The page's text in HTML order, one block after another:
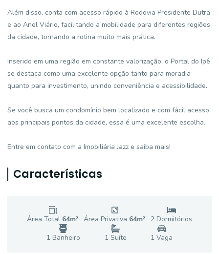
Além disso, conta com acesso rápido à Rodovia Presidente Dutra
e ao Anel Viário, facilitando a mobilidade para diferentes regiões
da cidade, tornando a rotina muito mais prática.
Inserido em uma região em constante valorização, o Portal do Ipê
se destaca como uma excelente opção tanto para moradia
quanto para investimento, unindo conveniência e acessibilidade.
Se você busca um condomínio bem localizado e com fácil acesso
aos principais pontos da cidade, essa é uma excelente escolha.
Entre em contato com a Imobiliária Jazz e saiba mais!
Características
Área Total 64m² Área Privativa 64m² 2 Dormitórios
1 Banheiro 1 Suíte 1 Vaga